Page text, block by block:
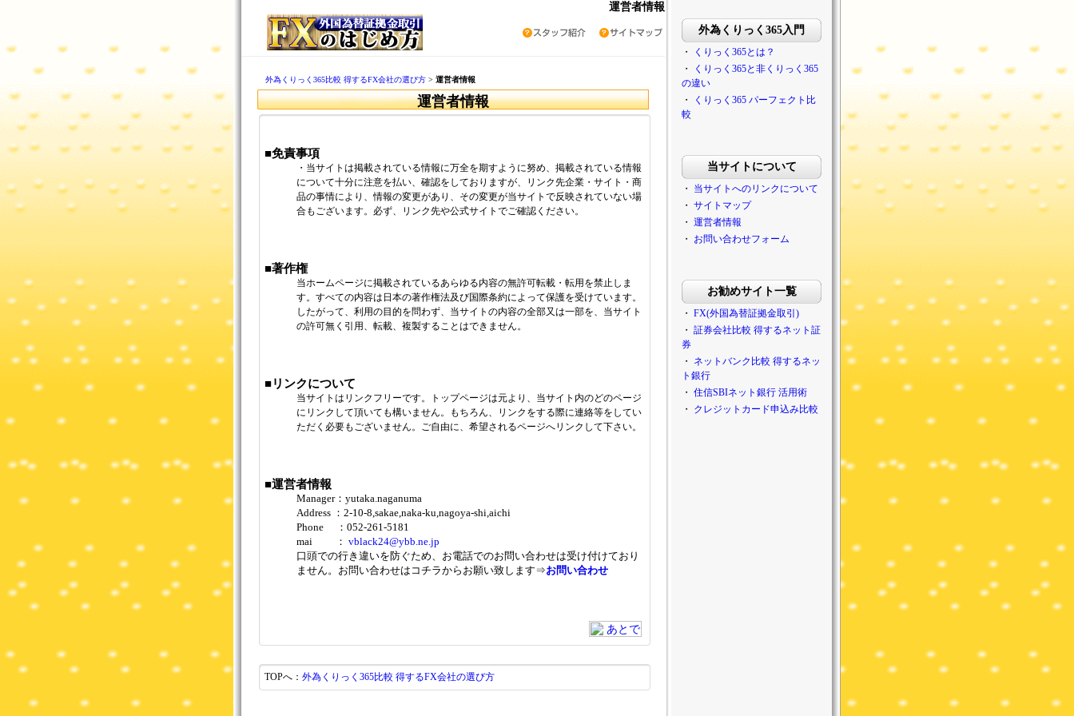
運営者情報
外為くりっく365比較 得するFX会社の選び方 > 運営者情報
運営者情報
■免責事項
・当サイトは掲載されている情報に万全を期すように努め、掲載されている情報
について十分に注意を払い、確認をしておりますが、リンク先企業・サイト・商
品の事情により、情報の変更があり、その変更が当サイトで反映されていない場
合もございます。必ず、リンク先や公式サイトでご確認ください。
■著作権
当ホームページに掲載されているあらゆる内容の無許可転載・転用を禁止しま
す。すべての内容は日本の著作権法及び国際条約によって保護を受けています。
したがって、利用の目的を問わず、当サイトの内容の全部又は一部を、当サイト
の許可無く引用、転載、複製することはできません。
■リンクについて
当サイトはリンクフリーです。トップページは元より、当サイト内のどのページ
にリンクして頂いても構いません。もちろん、リンクをする際に連絡等をしてい
ただく必要もございません。ご自由に、希望されるページへリンクして下さい。
■運営者情報
Manager：yutaka.naganuma
Address ：2-10-8,sakae,naka-ku,nagoya-shi,aichi
Phone ：052-261-5181
mai ： vblack24@ybb.ne.jp
口頭での行き違いを防ぐため、お電話でのお問い合わせは受け付けており
ません。お問い合わせはコチラからお願い致します⇒お問い合わせ
TOPへ： 外為くりっく365比較 得するFX会社の選び方
外為くりっく365入門
・
くりっく365とは？
・
くりっく365と非くりっく365
の違い
・
くりっく365 パーフェクト比
較
当サイトについて
・ 当サイトへのリンクについて
・ サイトマップ
・ 運営者情報
・ お問い合わせフォーム
お勧めサイト一覧
・ FX(外国為替証拠金取引)
・ 証券会社比較 得するネット証
券
・ ネットバンク比較 得するネッ
ト銀行
・ 住信SBIネット銀行 活用術
・ クレジットカード申込み比較